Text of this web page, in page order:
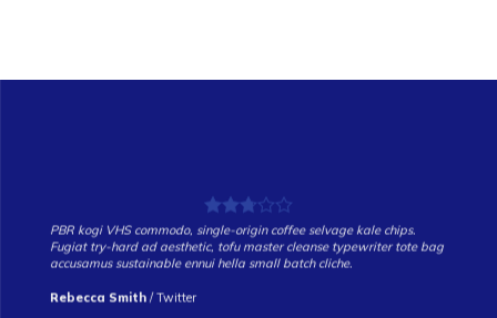
PBR kogi VHS commodo, single-origin coffee selvage kale chips.
Fugiat try-hard ad aesthetic, tofu master cleanse typewriter tote bag
accusamus sustainable ennui hella small batch cliche.
Rebecca Smith /Twitter